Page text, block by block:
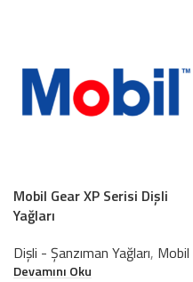
Mobil Gear XP Serisi Dişli
Yağları
Dişli - Şanzıman Yağları, Mobil
Devamını Oku